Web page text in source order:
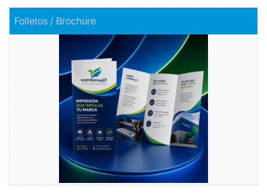
Folletos / Brochure
Impacta con información
Comprar
Comprar